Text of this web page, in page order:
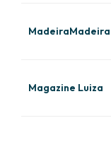
MadeiraMadeira
Magazine Luiza